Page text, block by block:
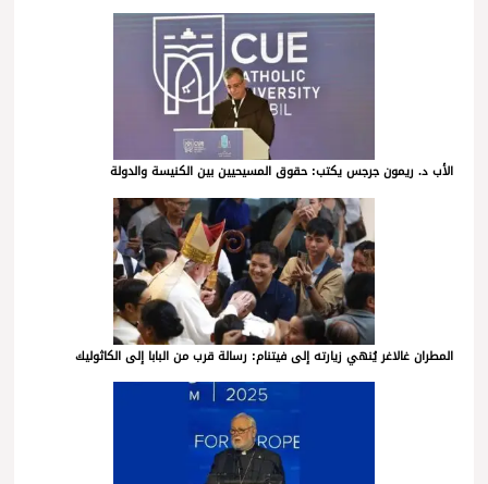
الأب د. ريمون جرجس يكتب: حقوق المسيحيين بين الكنيسة والدولة
المطران غالاغر يُنهي زيارته إلى فيتنام: رسالة قرب من البابا إلى الكاثوليك